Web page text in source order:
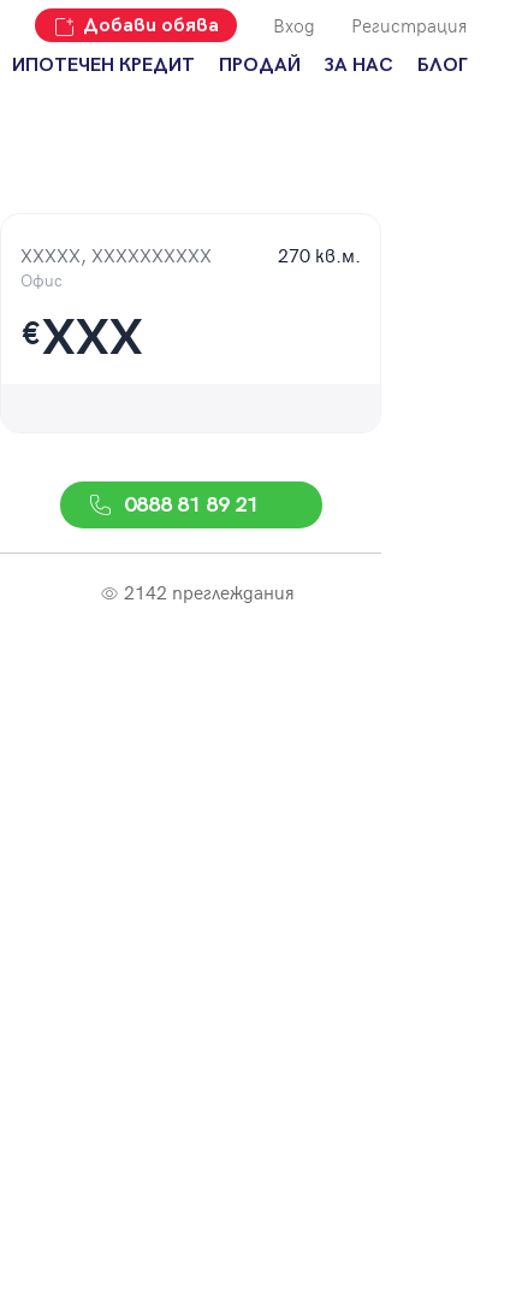
Добави обява Вход Регистрация
ИПОТЕЧЕН КРЕДИТ ПРОДАЙ
Адрес?
ЗА НАС
Мениджмънт
БЛОГ
XXXXX, XXXXXXXXXX
Офис
270 кв.м.
€XXX
0888 81 89 21
2142 преглеждания